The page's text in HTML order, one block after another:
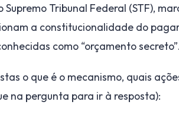
Supremo Tribunal Federal (STF),
a constitucionalidade do
como “orçamento secreto”.
o que é o mecanismo, quais
na pergunta para ir à resposta):